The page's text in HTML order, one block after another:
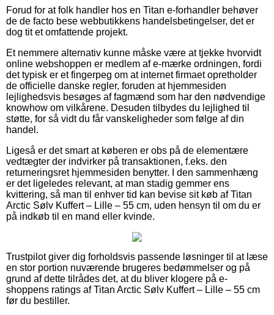
Forud for at folk handler hos en Titan e-forhandler behøver
de de facto bese webbutikkens handelsbetingelser, det er
dog tit et omfattende projekt.
Et nemmere alternativ kunne måske være at tjekke hvorvidt
online webshoppen er medlem af e-mærke ordningen, fordi
det typisk er et fingerpeg om at internet firmaet opretholder
de officielle danske regler, foruden at hjemmesiden
lejlighedsvis besøges af fagmænd som har den nødvendige
knowhow om vilkårene. Desuden tilbydes du lejlighed til
støtte, for så vidt du får vanskeligheder som følge af din
handel.
Ligeså er det smart at køberen er obs på de elementære
vedtægter der indvirker på transaktionen, f.eks. den
returneringsret hjemmesiden benytter. I den sammenhæng
er det ligeledes relevant, at man stadig gemmer ens
kvittering, så man til enhver tid kan bevise sit køb af Titan
Arctic Sølv Kuffert – Lille – 55 cm, uden hensyn til om du er
på indkøb til en mand eller kvinde.
Trustpilot giver dig forholdsvis passende løsninger til at læse
en stor portion nuværende brugeres bedømmelser og på
grund af dette tilrådes det, at du bliver klogere på e-
shoppens ratings af Titan Arctic Sølv Kuffert – Lille – 55 cm
før du bestiller.